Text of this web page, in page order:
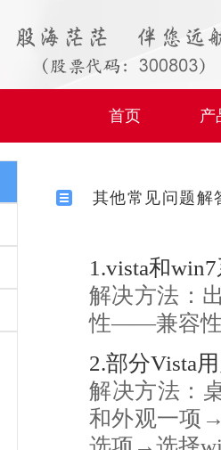
首页 产
其他常见问题解
1.vista和
解决方法：
性——兼容
2.部分Vista
解决方法：
和外观一项